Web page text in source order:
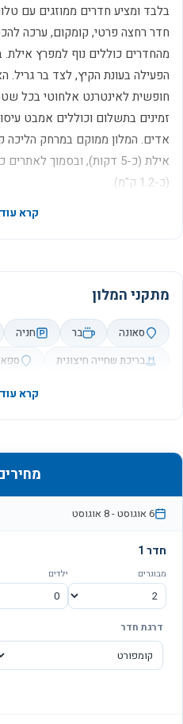
חדר רחצה פרטי, קומקום, ערכה
מהחדרים כוללים נוף למפרץ אילת.
הפעילה בעונת הקיץ, לצד בר גריל.
חופשית לאינטרנט אלחוטי בכל
זמינים בתשלום וכוללים אמבט
אדים. המלון ממוקם במרחק
אילת (כ-5 דקות), ובסמוך
(כ-1.2 ק"מ).
מתקני המלון
סאונה בר חניה
בריכת שחייה חיצונית
ספא
6 אוגוסט -8 אוגוסט
חדר 1
מבוגרים ילדים
דרגת חדר